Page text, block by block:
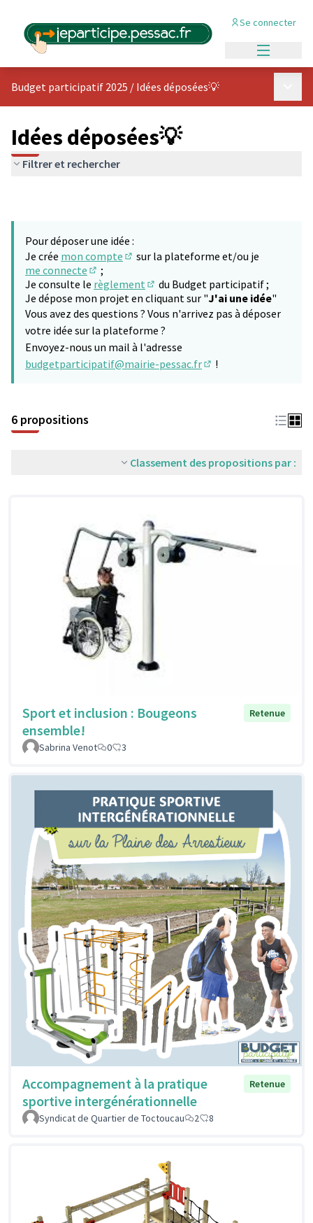
Se connecter
Budget participatif 2025 / Idées déposées💡
Idées déposées💡
Filtrer et rechercher
Pour déposer une idée :
Je crée mon compte
(S'ouvre dans un nouvel onglet)
sur la plateforme et/ou je
me connecte
(S'ouvre dans un nouvel onglet)
;
Je consulte le règlement
(S'ouvre dans un nouvel onglet)
du Budget participatif ;
Je dépose mon projet en cliquant sur "J'ai une idée"
Vous avez des questions ? Vous n'arrivez pas à déposer
votre idée sur la plateforme ?
Envoyez-nous un mail à l'adresse
budgetparticipatif@mairie-pessac.fr
!
6 propositions
Classement des propositions par :
Sport et inclusion : Bougeons
ensemble!
Retenue
Sabrina Venot 0 3
Accompagnement à la pratique
sportive intergénérationnelle
Retenue
Syndicat de Quartier de Toctoucau 2 8